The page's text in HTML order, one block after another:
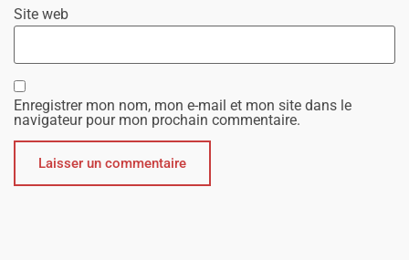
Site web
Enregistrer mon nom, mon e-mail et mon site dans le
navigateur pour mon prochain commentaire.